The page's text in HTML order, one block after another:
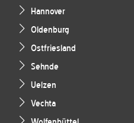
Hannover
Oldenburg
Ostfriesland
Sehnde
Uelzen
Vechta